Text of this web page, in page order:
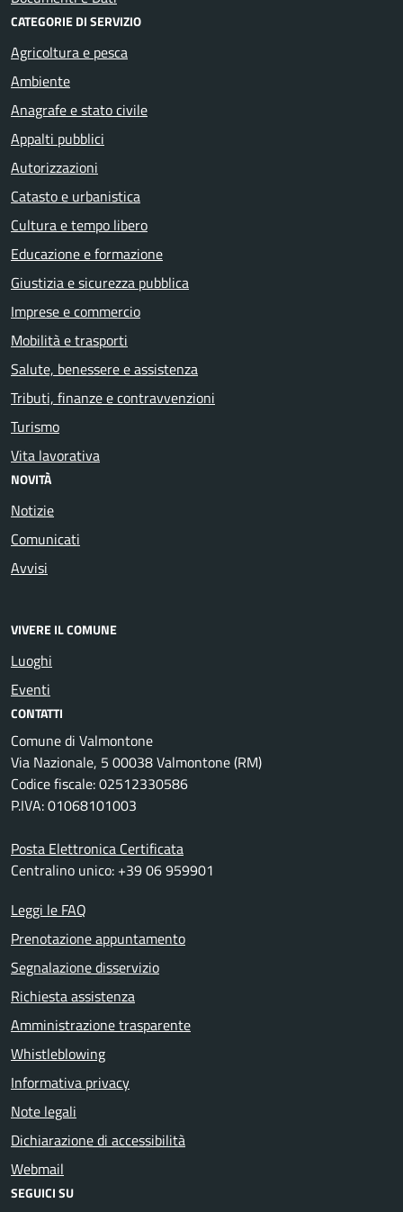
CATEGORIE DI SERVIZIO
Agricoltura e pesca
Ambiente
Anagrafe e stato civile
Appalti pubblici
Autorizzazioni
Catasto e urbanistica
Cultura e tempo libero
Educazione e formazione
Giustizia e sicurezza pubblica
Imprese e commercio
Mobilità e trasporti
Salute, benessere e assistenza
Tributi, finanze e contravvenzioni
Turismo
Vita lavorativa
NOVITÀ
Notizie
Comunicati
Avvisi
VIVERE IL COMUNE
Luoghi
Eventi
CONTATTI
Comune di Valmontone
Via Nazionale, 5 00038 Valmontone (RM)
Codice fiscale: 02512330586
P.IVA: 01068101003
Posta Elettronica Certificata
Centralino unico: +39 06 959901
Leggi le FAQ
Prenotazione appuntamento
Segnalazione disservizio
Richiesta assistenza
Amministrazione trasparente
Whistleblowing
Informativa privacy
Note legali
Dichiarazione di accessibilità
Webmail
SEGUICI SU